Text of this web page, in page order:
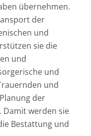
übernehmen.
der
und
sie die
und
und
und
der
Damit werden sie
Bestattung und